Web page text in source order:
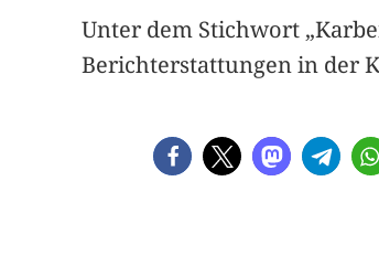
Unter dem Stichwort
Berichterstattungen in der